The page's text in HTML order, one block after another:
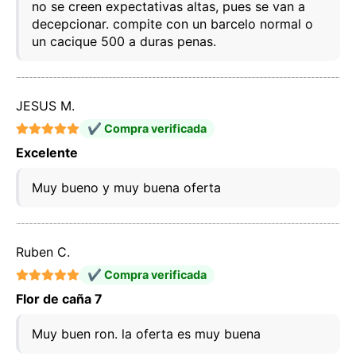
no se creen expectativas altas, pues se van a
decepcionar. compite con un barcelo normal o
un cacique 500 a duras penas.
JESUS M.
✔ Compra verificada
Excelente
Muy bueno y muy buena oferta
Ruben C.
✔ Compra verificada
Flor de caña 7
Muy buen ron. la oferta es muy buena
Este sitio web utiliza cookies
almacenar y escribir información en su navegador y
estas tecnologías incluye datos relacionados con su